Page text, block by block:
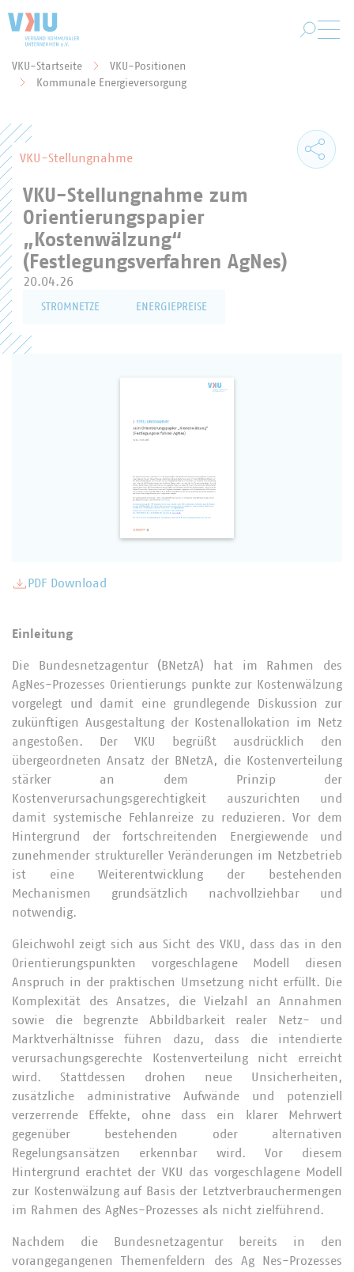
Sie befinden sich hier:
VKU-Startseite
VKU-Positionen
Kommunale Energieversorgung
VKU-Stellungnahme
VKU-Stellungnahme zum
Orientierungspapier
„Kostenwälzung“
(Festlegungsverfahren AgNes)
20.04.26
STROMNETZE ENERGIEPREISE
PDF Download
Einleitung
Die Bundesnetzagentur (BNetzA) hat im Rahmen des
AgNes-Prozesses Orientierungs punkte zur Kostenwälzung
vorgelegt und damit eine grundlegende Diskussion zur
zukünftigen Ausgestaltung der Kostenallokation im Netz
angestoßen. Der VKU begrüßt ausdrücklich den
übergeordneten Ansatz der BNetzA, die Kostenverteilung
stärker an dem Prinzip der
Kostenverursachungsgerechtigkeit auszurichten und
damit systemische Fehlanreize zu reduzieren. Vor dem
Hintergrund der fortschreitenden Energiewende und
zunehmender struktureller Veränderungen im Netzbetrieb
ist eine Weiterentwicklung der bestehenden
Mechanismen grundsätzlich nachvollziehbar und
notwendig.
Gleichwohl zeigt sich aus Sicht des VKU, dass das in den
Orientierungspunkten vorgeschlagene Modell diesen
Anspruch in der praktischen Umsetzung nicht erfüllt. Die
Komplexität des Ansatzes, die Vielzahl an Annahmen
sowie die begrenzte Abbildbarkeit realer Netz- und
Marktverhältnisse führen dazu, dass die intendierte
verursachungsgerechte Kostenverteilung nicht erreicht
wird. Stattdessen drohen neue Unsicherheiten,
zusätzliche administrative Aufwände und potenziell
verzerrende Effekte, ohne dass ein klarer Mehrwert
gegenüber bestehenden oder alternativen
Regelungsansätzen erkennbar wird. Vor diesem
Hintergrund erachtet der VKU das vorgeschlagene Modell
zur Kostenwälzung auf Basis der Letztverbrauchermengen
im Rahmen des AgNes-Prozesses als nicht zielführend.
Nachdem die Bundesnetzagentur bereits in den
vorangegangenen Themenfeldern des Ag Nes-Prozesses